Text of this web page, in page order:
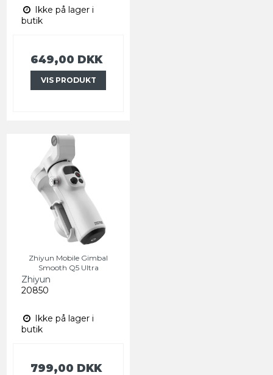
Ikke på lager i
butik
649,00 DKK
VIS PRODUKT
Zhiyun Mobile Gimbal
Smooth Q5 Ultra
Zhiyun
20850
Ikke på lager i
butik
799,00 DKK